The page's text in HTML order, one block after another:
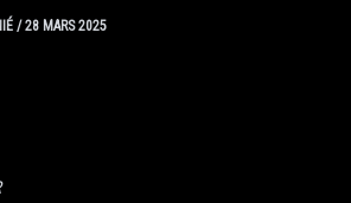
/28 MARS 2025